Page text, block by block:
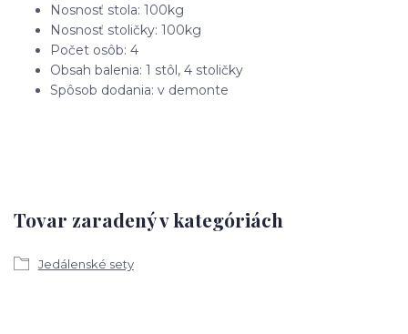
Nosnosť stola: 100kg
Nosnosť stoličky: 100kg
Počet osôb: 4
Obsah balenia: 1 stôl, 4 stoličky
Spôsob dodania: v demonte
Tovar zaradený v kategóriách
Jedálenské sety